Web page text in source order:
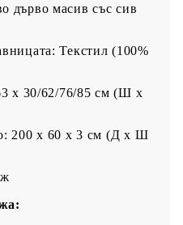
дърво масив със сив
Текстил (100%
x 30/62/76/85 см (Ш x
200 x 60 x 3 см (Д х Ш